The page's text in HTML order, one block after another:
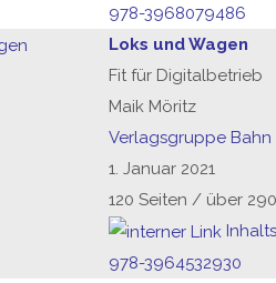
978-3968079486
Loks und Wagen
Fit für Digitalbetrieb
Maik Möritz
Verlagsgruppe Bahn
1. Januar 2021
120 Seiten / über
978-3964532930